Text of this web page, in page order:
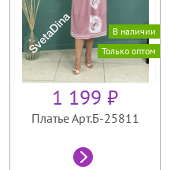
В наличии
Только оптом
1 199 ₽
Платье Арт.Б-25811